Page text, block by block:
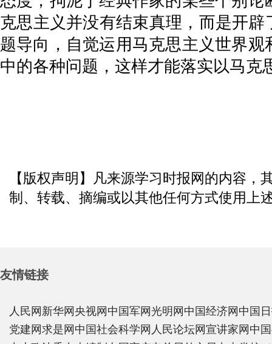
克思主义并没有结束真理，而是开
题导向，自觉运用马克思主义世界
中的各种问题，这样才能落实以马
【版权声明】凡来源学习时报网的内容
制、转载、摘编或以其他任何方式使用上
友情链接
人民网 新华网 央视网 中国军网 光明网 中国经济网 中国
党建网 求是网 中国社会科学网 人民论坛网 宣讲家网 中